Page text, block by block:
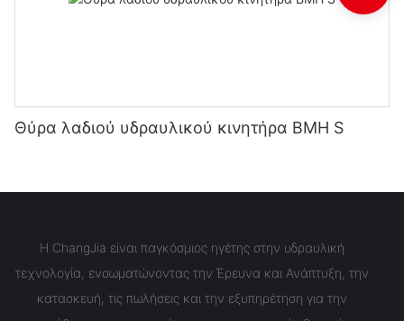
Θύρα λαδιού υδραυλικού κινητήρα BMH S
Η ChangJia είναι παγκόσμιος ηγέτης στην υδραυλική
τεχνολογία, ενσωματώνοντας την Έρευνα και Ανάπτυξη, την
κατασκευή, τις πωλήσεις και την εξυπηρέτηση για την